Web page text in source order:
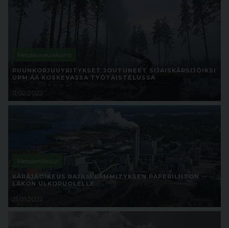
Metsäkoneurakointi
PUUNKORJUUYRITYKSET JOUTUNEET SIJAISKÄRSIJÖIKSI
UPM:ÄÄ KOSKEVASSA TYÖTAISTELUSSA
11.02.2022
Metsäteollisuus
KÄRÄJÄOIKEUS RAJASI LÄMMITYKSEN PAPERILIITON
LAKON ULKOPUOLELLE
21.01.2022